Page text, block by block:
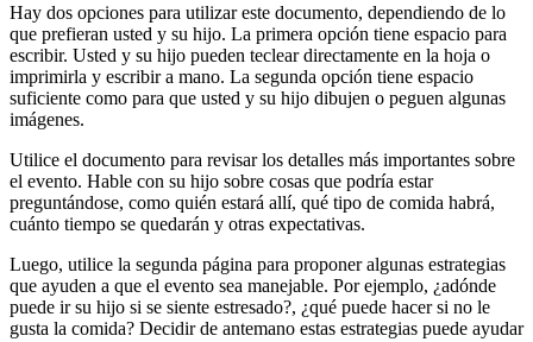
Hay dos opciones para utilizar este documento, dependiendo de lo
que prefieran usted y su hijo. La primera opción tiene espacio para
escribir. Usted y su hijo pueden teclear directamente en la hoja o
imprimirla y escribir a mano. La segunda opción tiene espacio
suficiente como para que usted y su hijo dibujen o peguen algunas
imágenes.
Utilice el documento para revisar los detalles más importantes sobre
el evento. Hable con su hijo sobre cosas que podría estar
preguntándose, como quién estará allí, qué tipo de comida habrá,
cuánto tiempo se quedarán y otras expectativas.
Luego, utilice la segunda página para proponer algunas estrategias
que ayuden a que el evento sea manejable. Por ejemplo, ¿adónde
puede ir su hijo si se siente estresado?, ¿qué puede hacer si no le
gusta la comida? Decidir de antemano estas estrategias puede ayudar